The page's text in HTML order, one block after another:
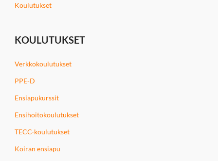
Koulutukset
KOULUTUKSET
Verkkokoulutukset
PPE-D
Ensiapukurssit
Ensihoitokoulutukset
TECC-koulutukset
Koiran ensiapu